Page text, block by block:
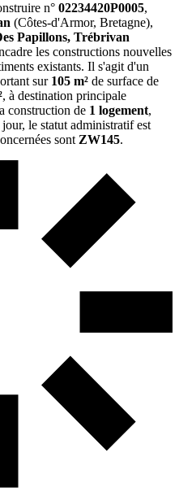
n° 02234420P0005,
(Côtes-d'Armor, Bretagne),
Papillons, Trébrivan
les constructions nouvelles
existants. Il s'agit d'un
sur 105 m² de surface de
, à destination principale
construction de 1 logement,
le statut administratif est
sont ZW145.